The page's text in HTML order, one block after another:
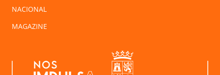
NACIONAL
MAGAZINE